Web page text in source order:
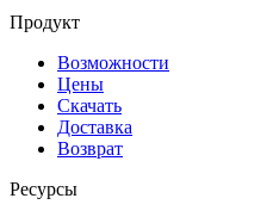
Продукт
Возможности
Цены
Скачать
Доставка
Возврат
Ресурсы